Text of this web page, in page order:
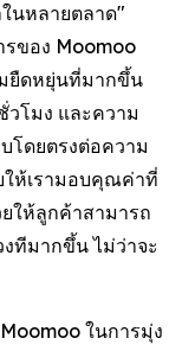
นหลายตลาด"
ของ Moomoo
ยืดหยุ่นที่มากขึ้น
วโมง และความ
โดยตรงต่อความ
ให้เรามอบคุณค่าที่
ให้ลูกค้าสามารถ
ทีมากขึ้น ไม่ว่าจะ
ในการมุ่ง